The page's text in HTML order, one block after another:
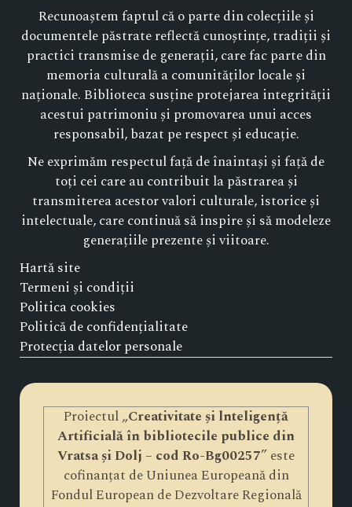
Recunoaștem faptul că o parte din colecțiile și
documentele păstrate reflectă cunoștințe, tradiții și
practici transmise de generații, care fac parte din
memoria culturală a comunităților locale și
naționale. Biblioteca susține protejarea integrității
acestui patrimoniu și promovarea unui acces
responsabil, bazat pe respect și educație.
Ne exprimăm respectul față de înaintași și față de
toți cei care au contribuit la păstrarea și
transmiterea acestor valori culturale, istorice și
intelectuale, care continuă să inspire și să modeleze
generațiile prezente și viitoare.
Hartă site
Termeni și condiții
Politica cookies
Politică de confidențialitate
Protecția datelor personale
Proiectul „Creativitate și lnteligență
Artificială în bibliotecile publice din
Vratsa și Dolj – cod Ro-Bg00257” este
cofinanțat de Uniunea Europeană din
Fondul European de Dezvoltare Regională